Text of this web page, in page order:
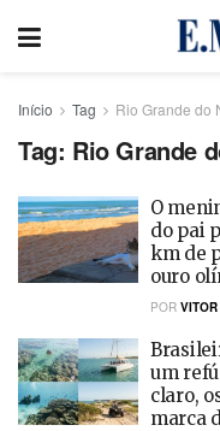
Início Tag Rio Grande do
Tag: Rio Grande
O
do pai
km de
ouro
POR
um
claro,
marca